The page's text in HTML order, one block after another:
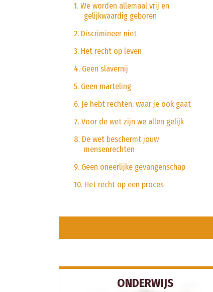
1. We worden allemaal vrij en
gelijkwaardig geboren
2. Discrimineer niet
3. Het recht op leven
4. Geen slavernij
5. Geen marteling
6. Je hebt rechten, waar je ook gaat
7. Voor de wet zijn we allen gelijk
8. De wet beschermt jouw
mensenrechten
9. Geen oneerlijke gevangenschap
10. Het recht op een proces
ONDERWIJS